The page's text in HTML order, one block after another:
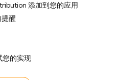
添加到您的应用
醒
您的实现